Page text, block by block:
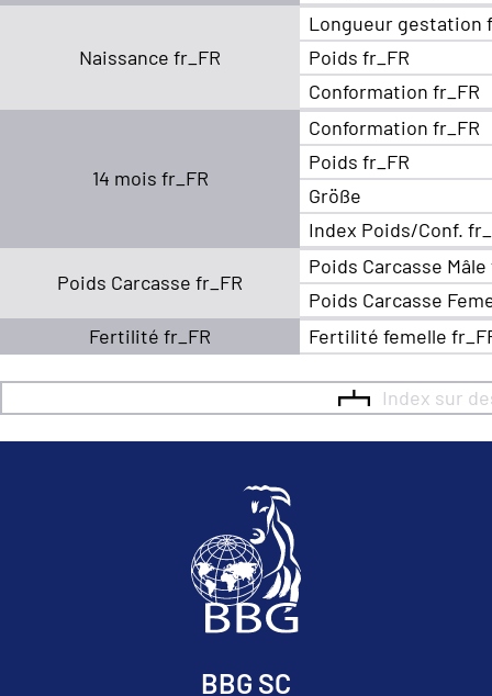
Naissance fr_FR
Longueur gestation
Poids fr_FR
Conformation fr_FR
14 mois fr_FR
Conformation fr_FR
Poids fr_FR
Größe
Index Poids/Conf.
Poids Carcasse fr_FR
Poids Carcasse Mâle
Poids Carcasse
Fertilité fr_FR
Fertilité femelle
Index sur
BBG SC